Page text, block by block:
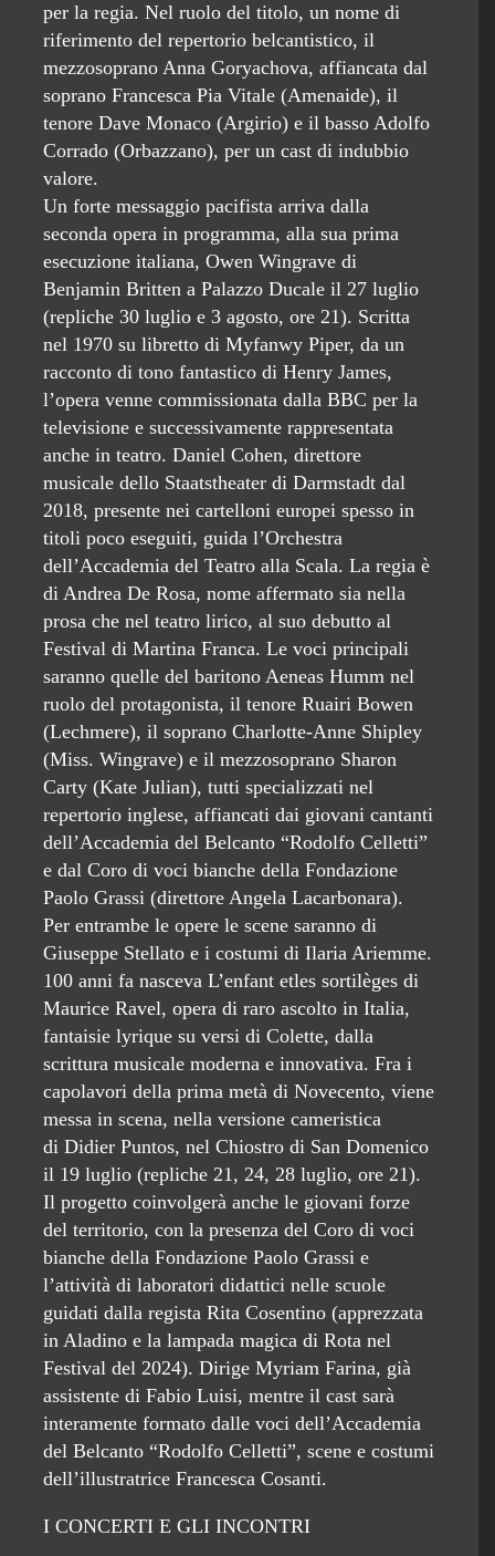
per la regia. Nel ruolo del titolo, un nome di
riferimento del repertorio belcantistico, il
mezzosoprano Anna Goryachova, affiancata dal
soprano Francesca Pia Vitale (Amenaide), il
tenore Dave Monaco (Argirio) e il basso Adolfo
Corrado (Orbazzano), per un cast di indubbio
valore.
Un forte messaggio pacifista arriva dalla
seconda opera in programma, alla sua prima
esecuzione italiana, Owen Wingrave di
Benjamin Britten a Palazzo Ducale il 27 luglio
(repliche 30 luglio e 3 agosto, ore 21). Scritta
nel 1970 su libretto di Myfanwy Piper, da un
racconto di tono fantastico di Henry James,
l’opera venne commissionata dalla BBC per la
televisione e successivamente rappresentata
anche in teatro. Daniel Cohen, direttore
musicale dello Staatstheater di Darmstadt dal
2018, presente nei cartelloni europei spesso in
titoli poco eseguiti, guida l’Orchestra
dell’Accademia del Teatro alla Scala. La regia è
di Andrea De Rosa, nome affermato sia nella
prosa che nel teatro lirico, al suo debutto al
Festival di Martina Franca. Le voci principali
saranno quelle del baritono Aeneas Humm nel
ruolo del protagonista, il tenore Ruairi Bowen
(Lechmere), il soprano Charlotte-Anne Shipley
(Miss. Wingrave) e il mezzosoprano Sharon
Carty (Kate Julian), tutti specializzati nel
repertorio inglese, affiancati dai giovani cantanti
dell’Accademia del Belcanto “Rodolfo Celletti”
e dal Coro di voci bianche della Fondazione
Paolo Grassi (direttore Angela Lacarbonara).
Per entrambe le opere le scene saranno di
Giuseppe Stellato e i costumi di Ilaria Ariemme.
100 anni fa nasceva L’enfant etles sortilèges di
Maurice Ravel, opera di raro ascolto in Italia,
fantaisie lyrique su versi di Colette, dalla
scrittura musicale moderna e innovativa. Fra i
capolavori della prima metà di Novecento, viene
messa in scena, nella versione cameristica
di Didier Puntos, nel Chiostro di San Domenico
il 19 luglio (repliche 21, 24, 28 luglio, ore 21).
Il progetto coinvolgerà anche le giovani forze
del territorio, con la presenza del Coro di voci
bianche della Fondazione Paolo Grassi e
l’attività di laboratori didattici nelle scuole
guidati dalla regista Rita Cosentino (apprezzata
in Aladino e la lampada magica di Rota nel
Festival del 2024). Dirige Myriam Farina, già
assistente di Fabio Luisi, mentre il cast sarà
interamente formato dalle voci dell’Accademia
del Belcanto “Rodolfo Celletti”, scene e costumi
dell’illustratrice Francesca Cosanti.
I CONCERTI E GLI INCONTRI